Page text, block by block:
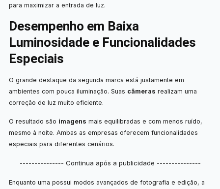
para maximizar a entrada de luz.
Desempenho em Baixa
Luminosidade e Funcionalidades
Especiais
O grande destaque da segunda marca está justamente em
ambientes com pouca iluminação. Suas câmeras realizam uma
correção de luz muito eficiente.
O resultado são imagens mais equilibradas e com menos ruído,
mesmo à noite. Ambas as empresas oferecem funcionalidades
especiais para diferentes cenários.
--------------- Continua após a publicidade ---------------
Enquanto uma possui modos avançados de fotografia e edição, a